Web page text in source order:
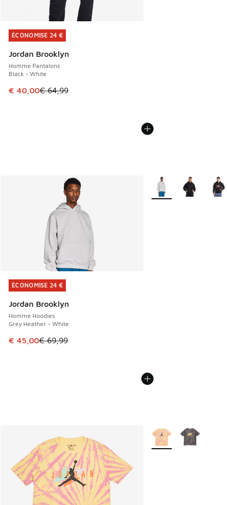
ÉCONOMISE 24 €
Jordan Brooklyn
Homme Pantalons
Black - White
Cet article est en promotion. Prix en baisse de € 64,99 à
€ 40,00€ 64,99
ÉCONOMISE 24 €
ÉCONOMISE 24 €
Jordan Brooklyn
Homme Hoodies
Grey Heather - White
Cet article est en promotion. Prix en baisse de € 69,99 à
€ 45,00€ 69,99
ÉCONOMISE 24 €
Plus de couleurs
Plus de couleurs